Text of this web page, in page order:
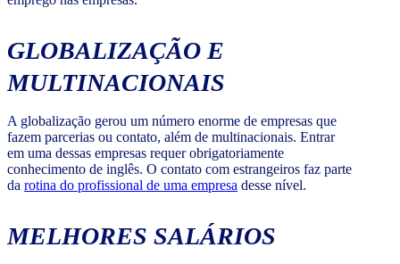
GLOBALIZAÇÃO E
MULTINACIONAIS
A globalização gerou um número enorme de empresas que
fazem parcerias ou contato, além de multinacionais. Entrar
em uma dessas empresas requer obrigatoriamente
conhecimento de inglês. O contato com estrangeiros faz parte
da rotina do profissional de uma empresa desse nível.
MELHORES SALÁRIOS